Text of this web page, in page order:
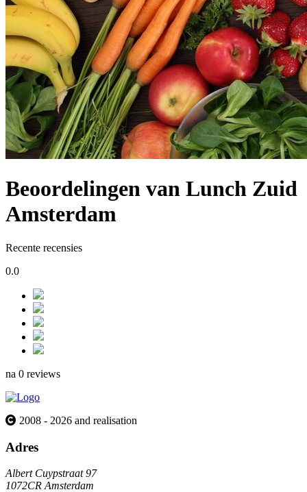
Beoordelingen van Lunch Zuid
Amsterdam
Recente recensies
0.0
na 0 reviews
2008 - 2026 and realisation
Adres
Albert Cuypstraat 97
1072CR Amsterdam